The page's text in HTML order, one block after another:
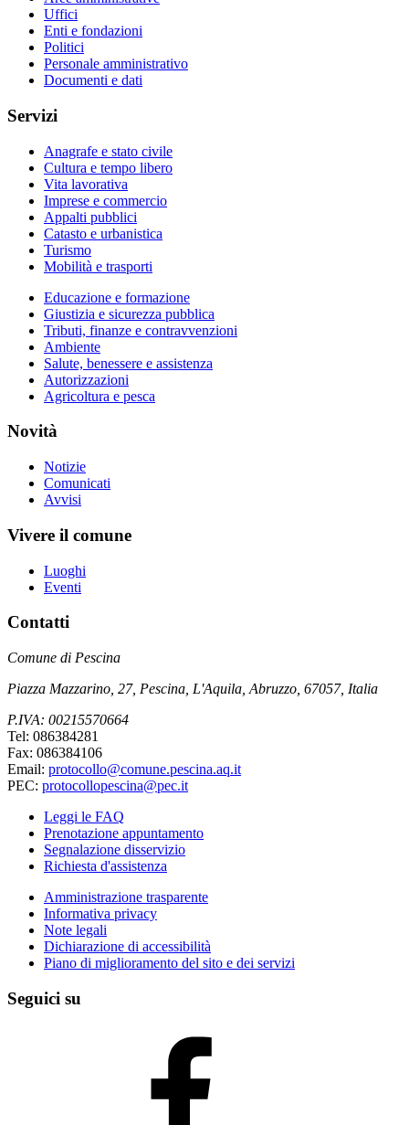
Uffici
Enti e fondazioni
Politici
Personale amministrativo
Documenti e dati
Servizi
Anagrafe e stato civile
Cultura e tempo libero
Vita lavorativa
Imprese e commercio
Appalti pubblici
Catasto e urbanistica
Turismo
Mobilità e trasporti
Educazione e formazione
Giustizia e sicurezza pubblica
Tributi, finanze e contravvenzioni
Ambiente
Salute, benessere e assistenza
Autorizzazioni
Agricoltura e pesca
Novità
Notizie
Comunicati
Avvisi
Vivere il comune
Luoghi
Eventi
Contatti
Comune di Pescina
Piazza Mazzarino, 27, Pescina, L'Aquila, Abruzzo, 67057, Italia
P.IVA: 00215570664
Tel: 086384281
Fax: 086384106
Email: protocollo@comune.pescina.aq.it
PEC: protocollopescina@pec.it
Leggi le FAQ
Prenotazione appuntamento
Segnalazione disservizio
Richiesta d'assistenza
Amministrazione trasparente
Informativa privacy
Note legali
Dichiarazione di accessibilità
Piano di miglioramento del sito e dei servizi
Seguici su